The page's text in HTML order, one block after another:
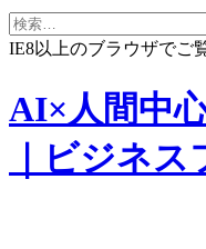
検
索:
IE8以上のブラウザでご
AI×人間中
｜ビジネ